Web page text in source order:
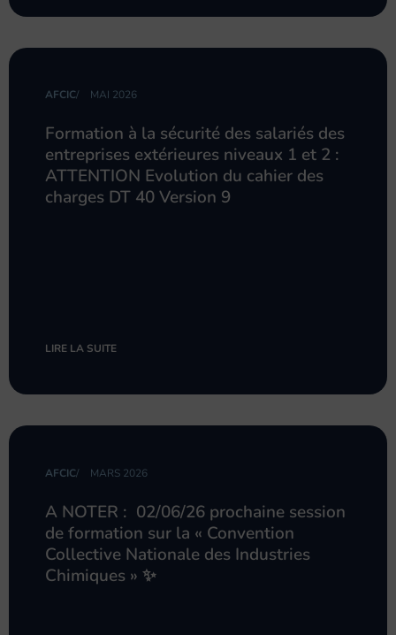
AFCIC/ MAI 2026
Formation à la sécurité des salariés des
entreprises extérieures niveaux 1 et 2 :
ATTENTION Evolution du cahier des
charges DT 40 Version 9
LIRE LA SUITE
AFCIC/ MARS 2026
A NOTER : 02/06/26 prochaine session
de formation sur la « Convention
Collective Nationale des Industries
Chimiques » ✨